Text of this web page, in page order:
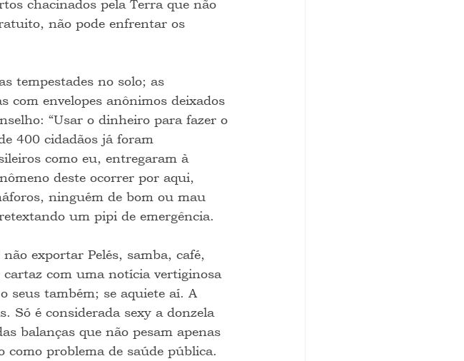
chacinados pela Terra que não
não pode enfrentar os
tempestades no solo; as
com envelopes anônimos deixados
“Usar o dinheiro para fazer o
400 cidadãos já foram
como eu, entregaram à
deste ocorrer por aqui,
ninguém de bom ou mau
um pipi de emergência.
exportar Pelés, samba, café,
com uma notícia vertiginosa
seus também; se aquiete aí. A
Só é considerada sexy a donzela
balanças que não pesam apenas
como problema de saúde pública.